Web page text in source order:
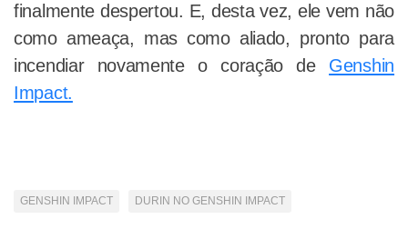
finalmente despertou. E, desta vez, ele vem não
como ameaça, mas como aliado, pronto para
incendiar novamente o coração de Genshin
Impact.
GENSHIN IMPACT DURIN NO GENSHIN IMPACT